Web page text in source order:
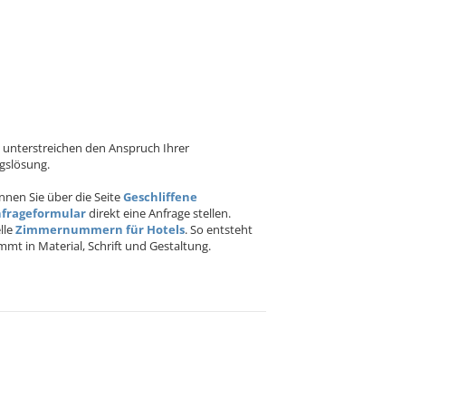
den Anspruch Ihrer
Sie über die SeiteGeschliffene
direkt eine Anfrage stellen.
Zimmernummern für Hotels. So entsteht
in Material, Schrift und Gestaltung.